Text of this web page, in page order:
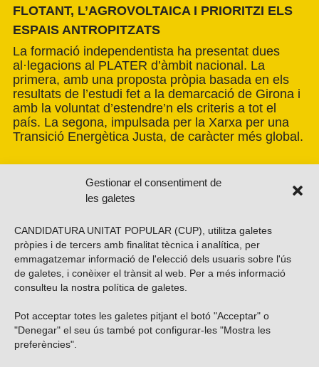
Gestionar el consentiment de
les galetes
CANDIDATURA UNITAT POPULAR (CUP), utilitza galetes
pròpies i de tercers amb finalitat tècnica i analítica, per
emmagatzemar informació de l'elecció dels usuaris sobre l'ús
de galetes, i conèixer el trànsit al web. Per a més informació
consulteu la nostra política de galetes
Pot acceptar totes les galetes pitjant el botó "Acceptar" o
"Denegar" el seu ús també pot configurar-les "Mostra les
preferències".
FLOTANT, L’AGROVOLTAICA I PRIORITZI ELS
ESPAIS ANTROPITZATS
La formació independentista ha presentat dues
al·legacions al PLATER d’àmbit nacional. La
primera, amb una proposta pròpia basada en els
resultats de l’estudi fet a la demarcació de Girona i
amb la voluntat d’estendre’n els criteris a tot el
país. La segona, impulsada per la Xarxa per una
Transició Energètica Justa, de caràcter més global.
Vols subscriure’t al nostre butlletí?